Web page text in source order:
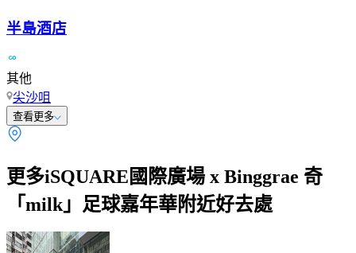
半島酒店
其他
尖沙咀
查看更多
更多iSQUARE國際廣場 x Binggrae 奇
「milk」足球嘉年華附近好去處